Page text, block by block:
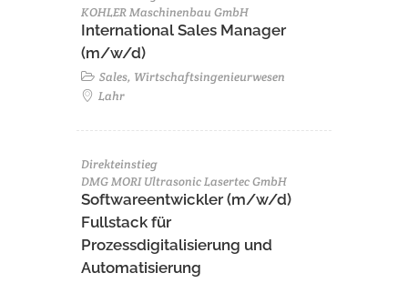
KOHLER Maschinenbau GmbH
International Sales Manager
(m/w/d)
Sales, Wirtschaftsingenieurwesen
Lahr
Direkteinstieg
DMG MORI Ultrasonic Lasertec GmbH
Softwareentwickler (m/w/d)
Fullstack für
Prozessdigitalisierung und
Automatisierung